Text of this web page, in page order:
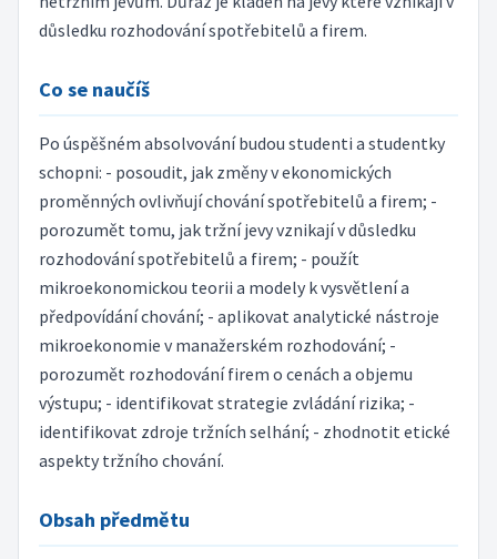
důsledku rozhodování spotřebitelů a firem.
Co se naučíš
Po úspěšném absolvování budou studenti a studentky
schopni: - posoudit, jak změny v ekonomických
proměnných ovlivňují chování spotřebitelů a firem; -
porozumět tomu, jak tržní jevy vznikají v důsledku
rozhodování spotřebitelů a firem; - použít
mikroekonomickou teorii a modely k vysvětlení a
předpovídání chování; - aplikovat analytické nástroje
mikroekonomie v manažerském rozhodování; -
porozumět rozhodování firem o cenách a objemu
výstupu; - identifikovat strategie zvládání rizika; -
identifikovat zdroje tržních selhání; - zhodnotit etické
aspekty tržního chování.
Obsah předmětu